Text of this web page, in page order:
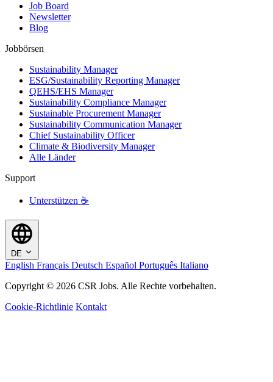
Job Board
Newsletter
Blog
Jobbörsen
Sustainability Manager
ESG/Sustainability Reporting Manager
QEHS/EHS Manager
Sustainability Compliance Manager
Sustainable Procurement Manager
Sustainability Communication Manager
Chief Sustainability Officer
Climate & Biodiversity Manager
Alle Länder
Support
Unterstützen ☕
DE
English Français Deutsch Español Português Italiano
Copyright © 2026 CSR Jobs. Alle Rechte vorbehalten.
Cookie-Richtlinie Kontakt